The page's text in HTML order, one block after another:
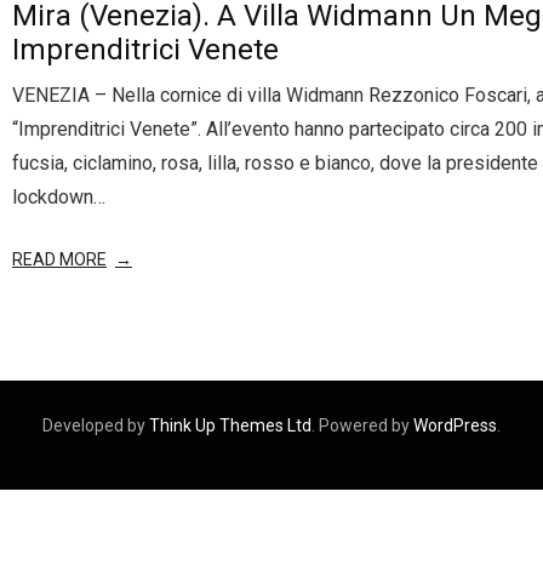
- Entra nel Circuito
Contatti
Mira (Venezia). A Villa Widmann Un
Imprenditrici Venete
VENEZIA – Nella cornice di villa Widmann Rezzonico Foscari,
“Imprenditrici Venete”. All’evento hanno partecipato circa
fucsia, ciclamino, rosa, lilla, rosso e bianco, dove la
lockdown…
READ MORE
Developed byThink Up Themes Ltd . Powered byWordPress